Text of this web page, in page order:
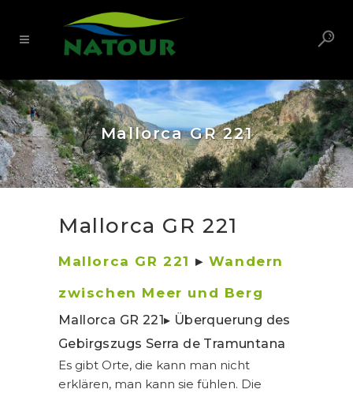
Mallorca GR 221
Mallorca GR 221
Mallorca GR 221 ▸ Wandern
zwischen Meer und Berg
Mallorca GR 221▸ Überquerung des
Gebirgszugs Serra de Tramuntana
Es gibt Orte, die kann man nicht
erklären, man kann sie fühlen. Die